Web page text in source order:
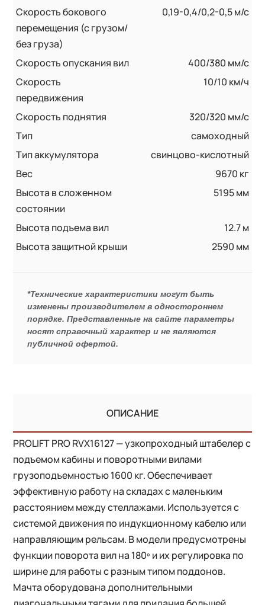
Скорость бокового
перемещения (с грузом/
без груза)
0,19-0,4/0,2-0,5 м/с
Скорость опускания вил
400/380 мм/с
Скорость
передвижения
10/10 км/ч
Скорость поднятия
320/320 мм/с
Тип
самоходный
Тип аккумулятора
свинцово-кислотный
Вес
9670 кг
Высота в сложенном
состоянии
5195 мм
Высота подъема вил
12.7 м
Высота защитной крыши
2590 мм
*Технические характеристики могут быть
изменены производителем в одностороннем
порядке. Представленные на сайте параметры
носят справочный характер и не являются
публичной офертой.
ОПИСАНИЕ
PROLIFT PRO RVX16127 — узкопроходный штабелер с
подъемом кабины и поворотными вилами
грузоподъемностью 1600 кг. Обеспечивает
эффективную работу на складах с маленьким
расстоянием между стеллажами. Используется с
системой движения по индукционному кабелю или
направляющим рельсам. В модели предусмотрены
функции поворота вил на 180º и их регулировка по
ширине для работы с разным типом поддонов.
Мачта оборудована дополнительными